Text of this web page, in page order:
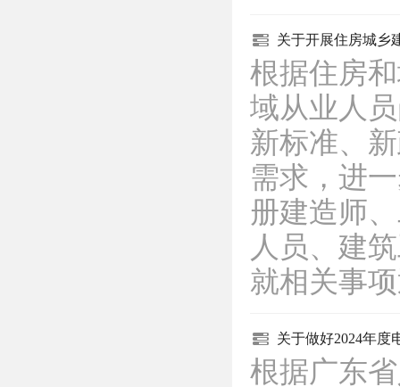
关于开展住房城乡
根据住房
域从业人
新标准、
需求，进
册建造师
人员、建
就相关事
关于做好2024年度
根据广东